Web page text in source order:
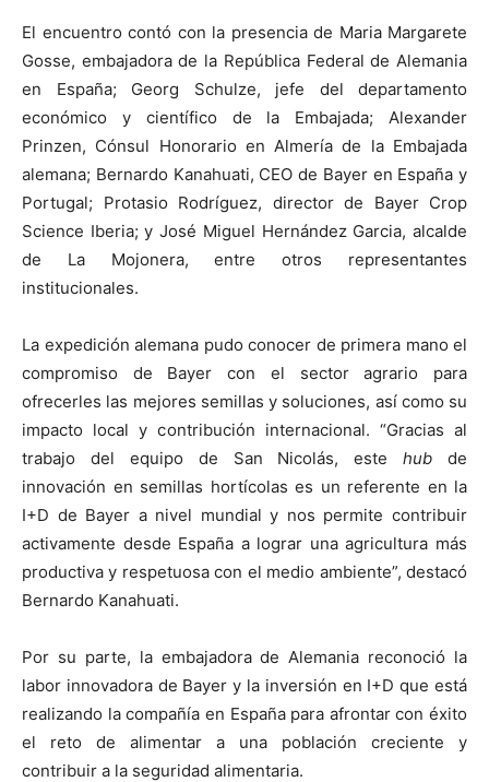
El encuentro contó con la presencia de Maria Margarete
Gosse, embajadora de la República Federal de Alemania
en España; Georg Schulze, jefe del departamento
económico y científico de la Embajada; Alexander
Prinzen, Cónsul Honorario en Almería de la Embajada
alemana; Bernardo Kanahuati, CEO de Bayer en España y
Portugal; Protasio Rodríguez, director de Bayer Crop
Science Iberia; y José Miguel Hernández Garcia, alcalde
de La Mojonera, entre otros representantes
institucionales.
La expedición alemana pudo conocer de primera mano el
compromiso de Bayer con el sector agrario para
ofrecerles las mejores semillas y soluciones, así como su
impacto local y contribución internacional. “Gracias al
trabajo del equipo de San Nicolás, estehub de
innovación en semillas hortícolas es un referente en la
I+D de Bayer a nivel mundial y nos permite contribuir
activamente desde España a lograr una agricultura más
productiva y respetuosa con el medio ambiente”, destacó
Bernardo Kanahuati.
Por su parte, la embajadora de Alemania reconoció la
labor innovadora de Bayer y la inversión en I+D que está
realizando la compañía en España para afrontar con éxito
el reto de alimentar a una población creciente y
contribuir a la seguridad alimentaria.